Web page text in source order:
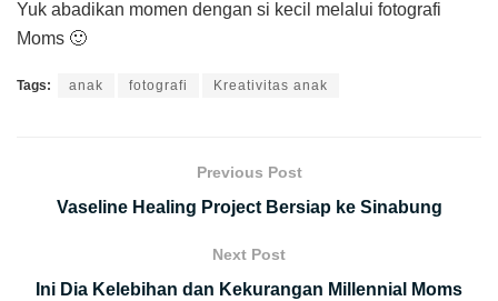
Yuk abadikan momen dengan si kecil melalui fotografi
Moms 🙂
Tags: anak fotografi Kreativitas anak
Previous Post
Vaseline Healing Project Bersiap ke Sinabung
Next Post
Ini Dia Kelebihan dan Kekurangan Millennial Moms